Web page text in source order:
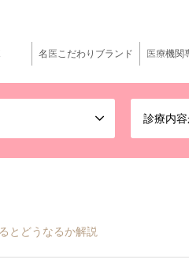
診療内
名医こだわりブランド 医療機関
とどうなるか解説